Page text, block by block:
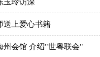
玉玲访深
送上爱心书籍
州会馆 介绍"世粤联会"